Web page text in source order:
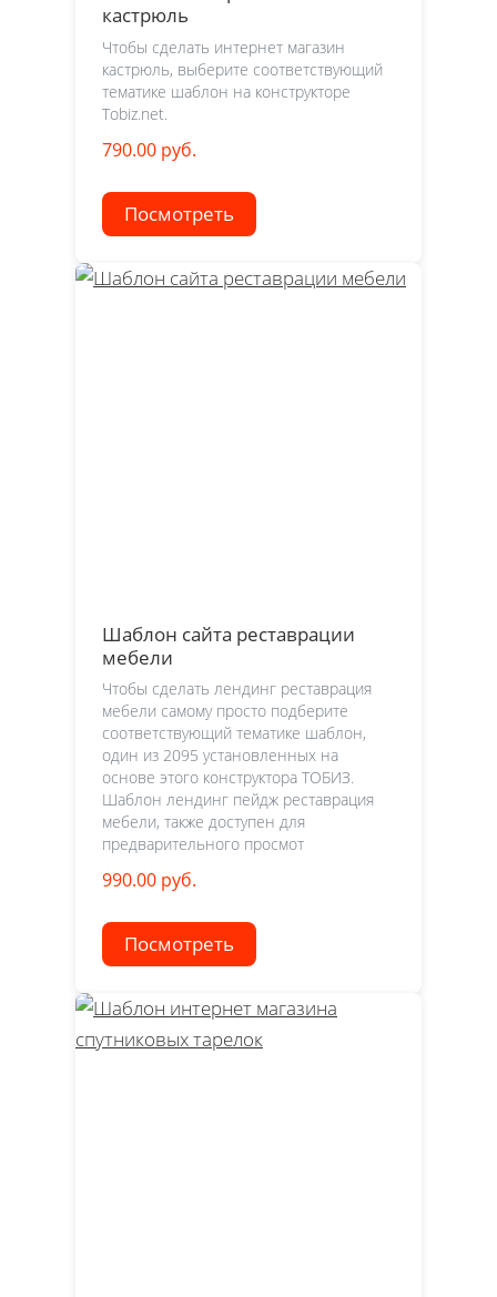
кастрюль
Чтобы сделать интернет магазин
кастрюль, выберите соответствующий
тематике шаблон на конструкторе
Tobiz.net.
790.00 руб.
Посмотреть
Шаблон сайта реставрации
мебели
Чтобы сделать лендинг реставрация
мебели самому просто подберите
соответствующий тематике шаблон,
один из 2095 установленных на
основе этого конструктора ТОБИЗ.
Шаблон лендинг пейдж реставрация
мебели, также доступен для
предварительного просмот
990.00 руб.
Посмотреть